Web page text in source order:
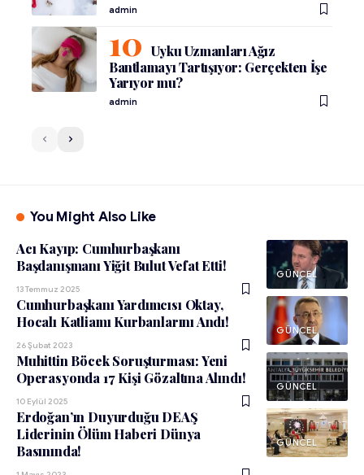
admin
Uyku Uzmanları Ağız
Bantlamayı Tartışıyor: Gerçekten İşe
Yarıyor mu?
admin
You Might Also Like
GÜNCEL
Acı Kayıp: Cumhurbaşkanı
Başdanışmanı Yiğit Bulut Vefat Etti!
13 Temmuz 2025
GÜNCEL
Cumhurbaşkanı Yardımcısı Oktay,
Hocalı Katliamı Kurbanlarını Andı!
26 Şubat 2023
GÜNCEL
Muhittin Böcek Soruşturması: Yeni
Operasyonda 17 Kişi Gözaltına Alındı!
10 Eylül 2025
GÜNCEL
Erdoğan’ın Duyurduğu DEAŞ
Liderinin Ölüm Haberi Dünya
Basınında!